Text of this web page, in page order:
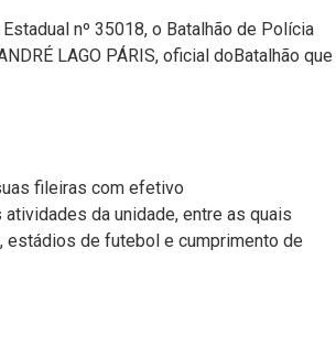
nº 35018, o Batalhão de Polícia
LAGO PÁRIS, oficial doBatalhão que
fileiras com efetivo
da unidade, entre as quais
de futebol e cumprimento de